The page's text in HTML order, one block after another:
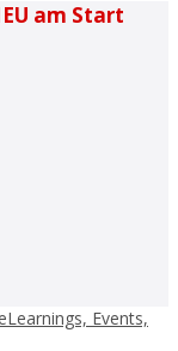
am Start